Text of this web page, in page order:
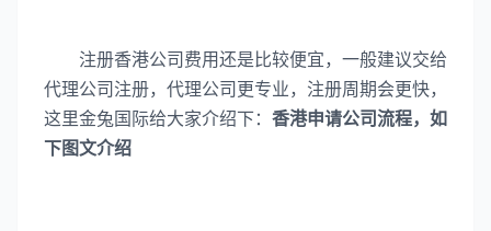
注册香港公司费用还是比较便宜，一般建议交给
代理公司注册，代理公司更专业，注册周期会更快，
这里金兔国际给大家介绍下： 香港申请公司流程，如
下图文介绍